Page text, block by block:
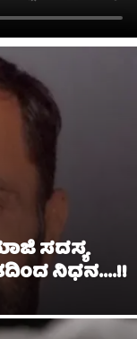
ಸದಸ್ಯ
ನಿಧನ….!!